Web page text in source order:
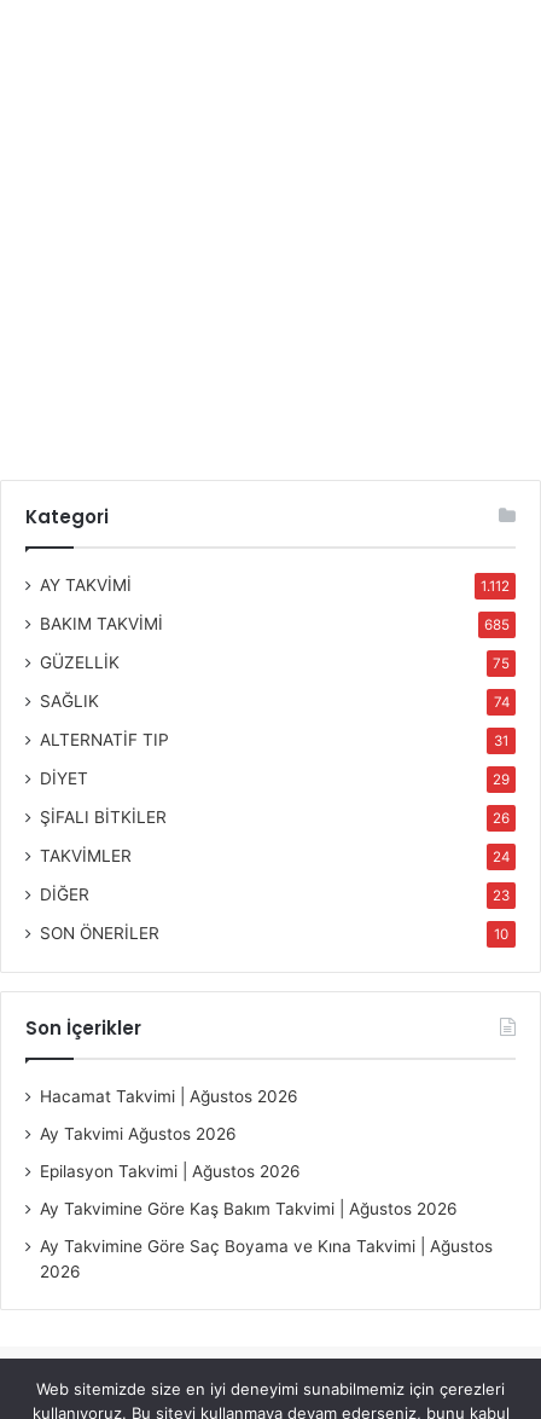
Kategori
AY TAKVİMİ 1.112
BAKIM TAKVİMİ 685
GÜZELLİK 75
SAĞLIK 74
ALTERNATİF TIP 31
DİYET 29
ŞİFALI BİTKİLER 26
TAKVİMLER 24
DİĞER 23
SON ÖNERİLER 10
Son İçerikler
Hacamat Takvimi | Ağustos 2026
Ay Takvimi Ağustos 2026
Epilasyon Takvimi | Ağustos 2026
Ay Takvimine Göre Kaş Bakım Takvimi | Ağustos 2026
Ay Takvimine Göre Saç Boyama ve Kına Takvimi | Ağustos
2026
© Copyright 2026, All Rights Reserved |
Jannah Theme by
Web sitemizde size en iyi deneyimi sunabilmemiz için çerezleri
kullanıyoruz. Bu siteyi kullanmaya devam ederseniz, bunu kabul